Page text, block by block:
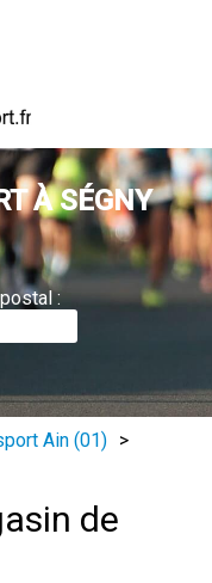
À SÉGNY
:
Ain (01) >
de